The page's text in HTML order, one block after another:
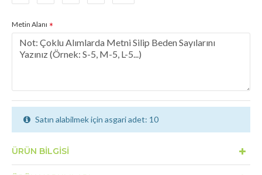
Metin Alanı
Satın alabilmek için asgari adet: 10
ÜRÜN BILGISI